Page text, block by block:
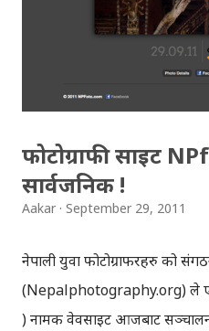
Earth) Episode - 1 Kalyani
Episode - 2 Kalyani Dharti
3 Kalyani Dharti (The
Dharti (The Good Earth)
फोटोग्राफी साइट
सार्वजनिक !
Aakar September 29, 2011
नेपाली युवा फोटोग्राफरहरु को
(Nepalphotography.org) ले
) नामक वेवसाइट आजबाट सञ्चालन